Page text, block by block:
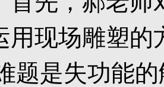
用现场雕塑的
题是失功能